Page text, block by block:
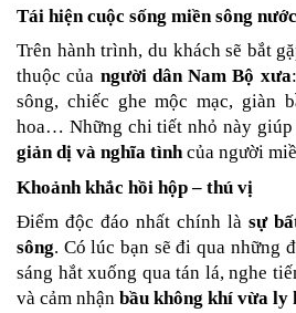
Tái hiện cuộc sống miền sông
Trên hành trình, du khách sẽ bắt
thuộc của người dân Nam Bộ xưa
sông, chiếc ghe mộc mạc, giàn
hoa… Những chi tiết nhỏ này
giản dị và nghĩa tình của người
Khoảnh khắc hồi hộp – thú vị
Điểm độc đáo nhất chính là sự
sông. Có lúc bạn sẽ đi qua những
sáng hắt xuống qua tán lá, nghe
và cảm nhận bầu không khí vừa ly